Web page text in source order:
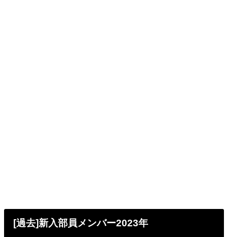
[過去]新入部員メンバー2023年